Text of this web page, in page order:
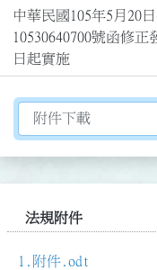
中華民國105年5月20
10530640700號函修
日起實施
切換選擇法規資訊內容
法規附件
附件.odt